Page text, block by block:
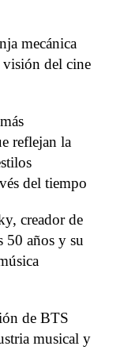
mecánica
del cine
reflejan la
del tiempo
creador de
50 años y su
de BTS
musical y